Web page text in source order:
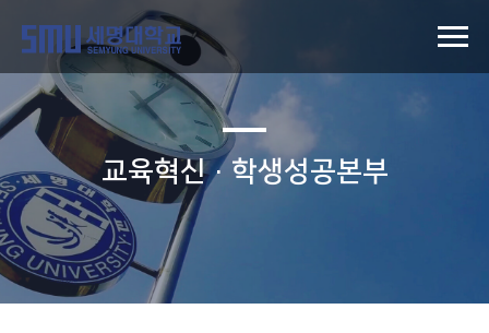
교육혁신·학생성공본부